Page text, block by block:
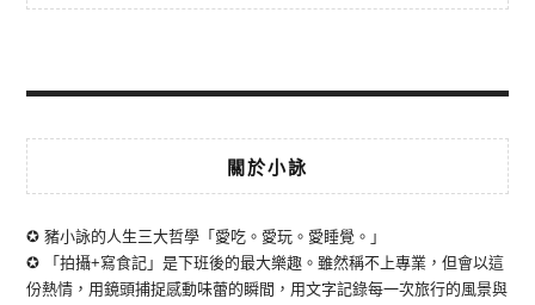
關於小詠
✪ 豬小詠的人生三大哲學「愛吃。愛玩。愛睡覺。」
✪ 「拍攝+寫食記」是下班後的最大樂趣。雖然稱不上專業，但會以這
份熱情，用鏡頭捕捉感動味蕾的瞬間，用文字記錄每一次旅行的風景與